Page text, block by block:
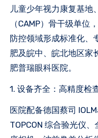
儿童少年视力康复基地
（CAMP）骨干级单位
防控领域形成标准化、
肥及皖中、皖北地区家
肥普瑞眼科医院。
1. 设备齐全：高精度检
医院配备德国蔡司
TOPCON 综合验光仪